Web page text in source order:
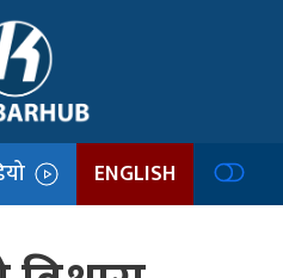
ENGLISH